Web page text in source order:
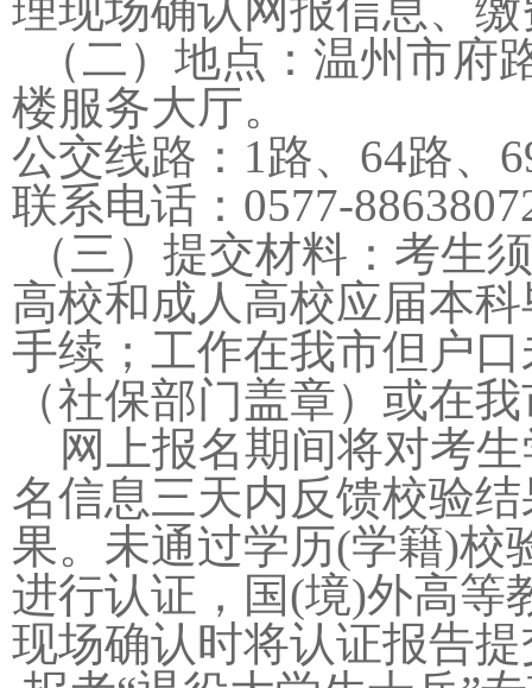
（二）地点：温州市府
楼服务大厅。
公交线路：1路、64路、
联系电话：0577-
（三）提交材料：考生
高校和成人高校应届本
手续；工作在我市但户
（社保部门盖章）或在
网上报名期间将对考生
名信息三天内反馈校验
果。未通过学历(学籍)校
进行认证，国(境)外高等
现场确认时将认证报告